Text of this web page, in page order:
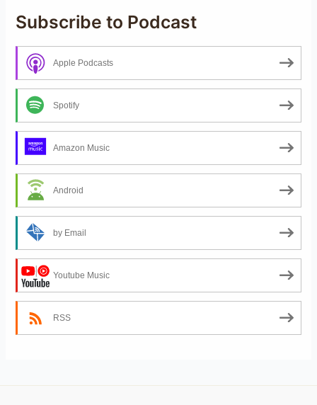
Subscribe to Podcast
Apple Podcasts
Spotify
Amazon Music
Android
by Email
Youtube Music
RSS